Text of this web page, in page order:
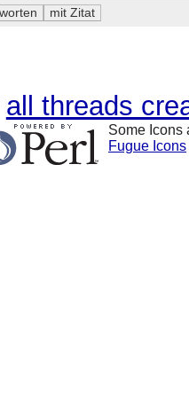
all threads
Some Icons
Fugue Icons